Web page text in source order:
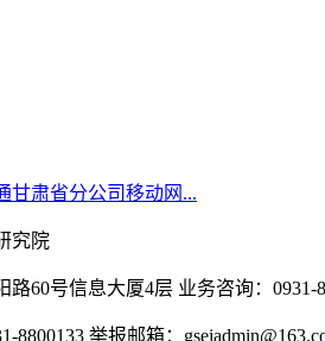
甘肃省分公司移动网...
究院
60号信息大厦4层 业务咨询：0931-
8800133 举报邮箱：